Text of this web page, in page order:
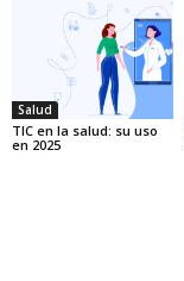
Salud
TIC en la salud: su uso
en 2025